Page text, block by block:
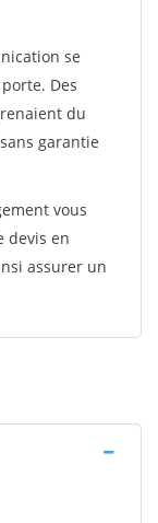
se
Des
du
garantie
vous
devis en
assurer un